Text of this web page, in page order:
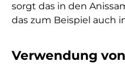
sorgt das in den
das zum Beispiel auch
Verwendung